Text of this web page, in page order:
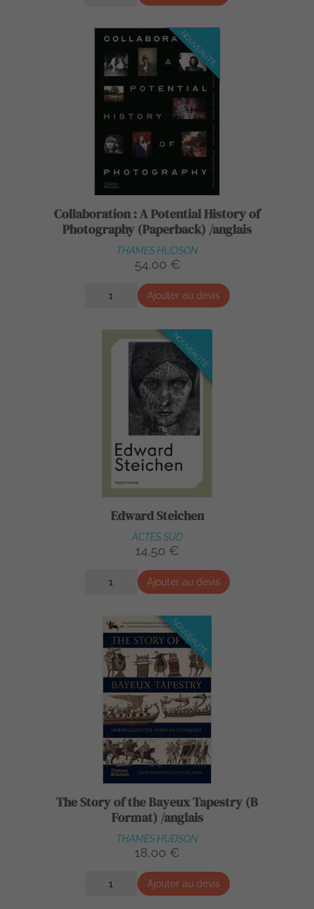
NOUVEAUTÉ
Collaboration : A Potential History of
Photography (Paperback) /anglais
THAMES HUDSON
54,00 €
Ajouter au devis
NOUVEAUTÉ
Edward Steichen
ACTES SUD
14,50 €
Ajouter au devis
NOUVEAUTÉ
The Story of the Bayeux Tapestry (B
Format) /anglais
THAMES HUDSON
18,00 €
Ajouter au devis